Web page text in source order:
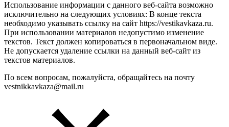
Использование информации с данного веб-сайта возможно
исключительно на следующих условиях: В конце текста
необходимо указывать ссылку на сайт https://vestikavkaza.ru.
При использовании материалов недопустимо изменение
текстов. Текст должен копироваться в первоначальном виде.
Не допускается удаление ссылки на данный веб-сайт из
текстов материалов.
По всем вопросам, пожалуйста, обращайтесь на почту
vestnikkavkaza@mail.ru